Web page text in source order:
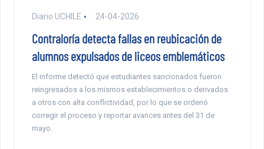
Diario UCHILE 24-04-2026
Contraloría detecta fallas en reubicación de
alumnos expulsados de liceos emblemáticos
El informe detectó que estudiantes sancionados fueron
reingresados a los mismos establecimientos o derivados
a otros con alta conflictividad, por lo que se ordenó
corregir el proceso y reportar avances antes del 31 de
mayo.